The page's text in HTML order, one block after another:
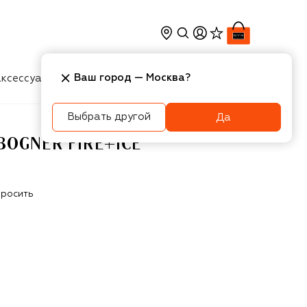
Косметика Интерьер
FIRE+ICE
Ваш город — Москва?
Выбрать другой Да